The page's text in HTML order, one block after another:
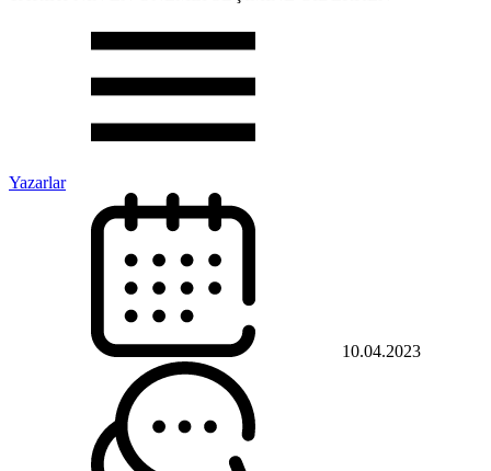
Yazarlar
10.04.2023